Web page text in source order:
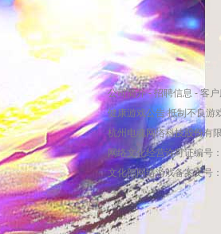
公司简介-招聘信息 -客户
健康游戏公告 抵制不良游
杭州电魂网络科技股份有
网络文化经营许可证编号
文化部网络游戏备案文号